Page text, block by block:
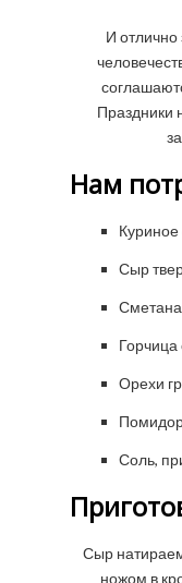
И отлично
Праздники
Нам
Куриное
Сыр
Горчица
Орехи
Соль,
Сыр
ножом в